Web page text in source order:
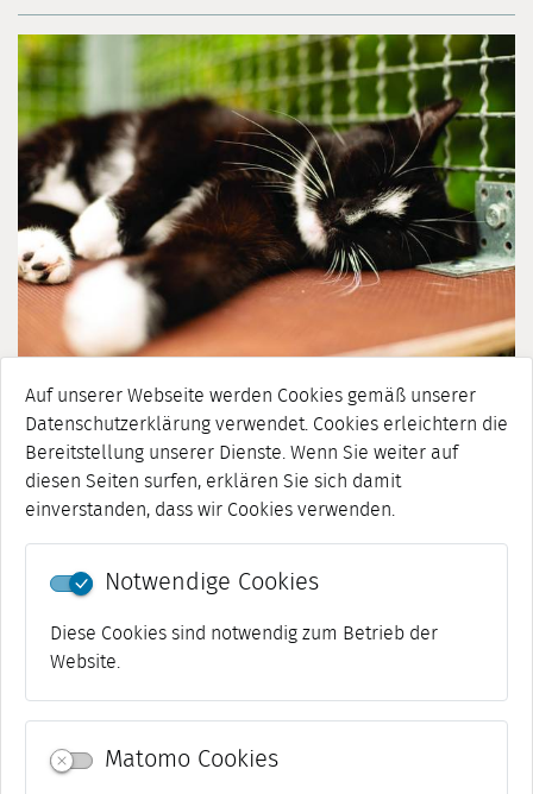
Auf unserer Webseite werden Cookies gemäß unserer
Datenschutzerklärung verwendet. Cookies erleichtern die
Bereitstellung unserer Dienste. Wenn Sie weiter auf
diesen Seiten surfen, erklären Sie sich damit
einverstanden, dass wir Cookies verwenden.
Notwendige Cookies
Diese Cookies sind notwendig zum Betrieb der
Website.
Matomo Cookies
17.12.2025
VERMITTLUNGSSTOPP IM TIERHEIM WEIMAR
Haustiere sind keine Weihnachtsgeschenke! Darum gilt ab
sofort ein Vermittlungsstopp im Weimarer Tierheim.
[mehr]